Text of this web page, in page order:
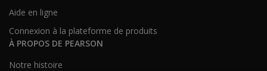
Aide en ligne
Connexion à la plateforme de produits
À PROPOS DE PEARSON
Notre histoire